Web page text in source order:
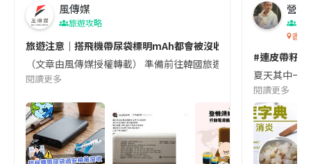
風傳媒
旅遊攻略
旅遊注意｜搭飛機帶尿袋標明mAh都會被沒收😱出發前切記檢查
（文章由風傳媒授權轉載） 準備前往韓國旅遊的民眾，近期要
閱讀更多
營養
香港
#連皮帶籽
夏天其中一
閱讀更多